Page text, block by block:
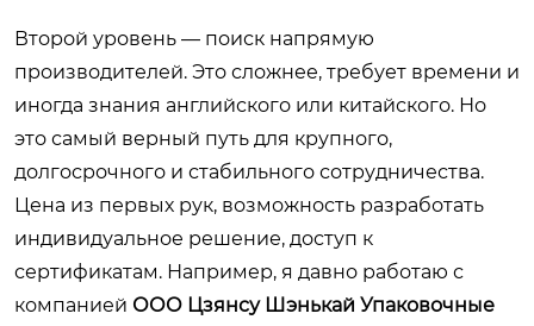
Второй уровень — поиск напрямую
производителей. Это сложнее, требует времени и
иногда знания английского или китайского. Но
это самый верный путь для крупного,
долгосрочного и стабильного сотрудничества.
Цена из первых рук, возможность разработать
индивидуальное решение, доступ к
сертификатам. Например, я давно работаю с
компанией ООО Цзянсу Шэнькай Упаковочные